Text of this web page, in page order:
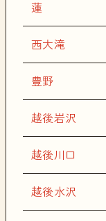
蓮
西大滝
豊野
越後岩沢
越後川口
越後水沢